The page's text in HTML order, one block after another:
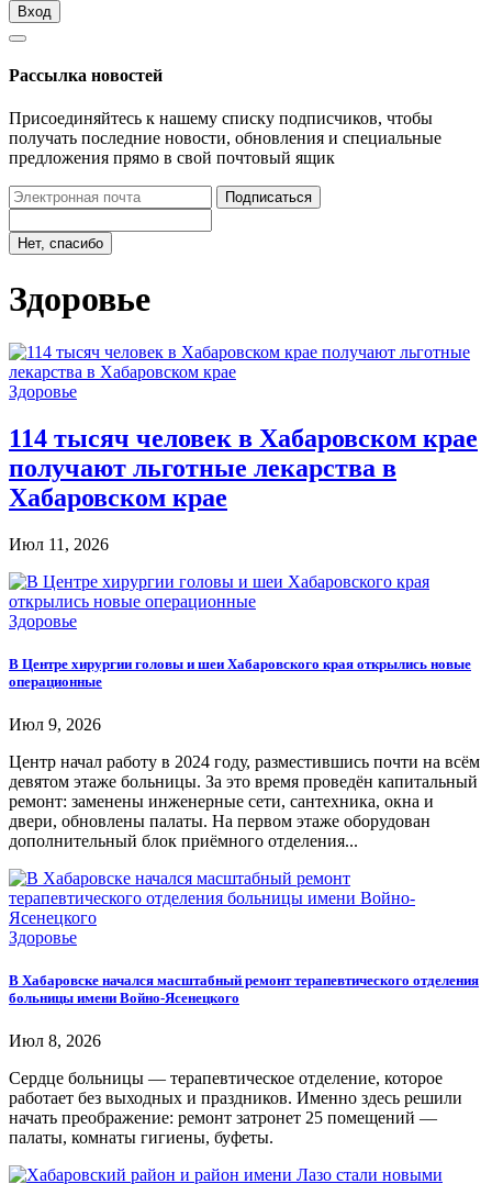
Вход
Рассылка новостей
Присоединяйтесь к нашему списку подписчиков, чтобы
получать последние новости, обновления и специальные
предложения прямо в свой почтовый ящик
Подписаться
Нет, спасибо
Здоровье
Здоровье
114 тысяч человек в Хабаровском крае
получают льготные лекарства в
Хабаровском крае
Июл 11, 2026
Здоровье
В Центре хирургии головы и шеи Хабаровского края открылись новые
операционные
Июл 9, 2026
Центр начал работу в 2024 году, разместившись почти на всём
девятом этаже больницы. За это время проведён капитальный
ремонт: заменены инженерные сети, сантехника, окна и
двери, обновлены палаты. На первом этаже оборудован
дополнительный блок приёмного отделения...
Здоровье
В Хабаровске начался масштабный ремонт терапевтического отделения
больницы имени Войно-Ясенецкого
Июл 8, 2026
Сердце больницы — терапевтическое отделение, которое
работает без выходных и праздников. Именно здесь решили
начать преображение: ремонт затронет 25 помещений —
палаты, комнаты гигиены, буфеты.